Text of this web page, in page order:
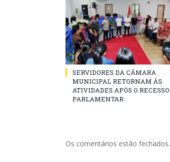
SERVIDORES DA CÂMARA
MUNICIPAL RETORNAM ÀS
ATIVIDADES APÓS O RECESSO
PARLAMENTAR
Os comentários estão fechados.